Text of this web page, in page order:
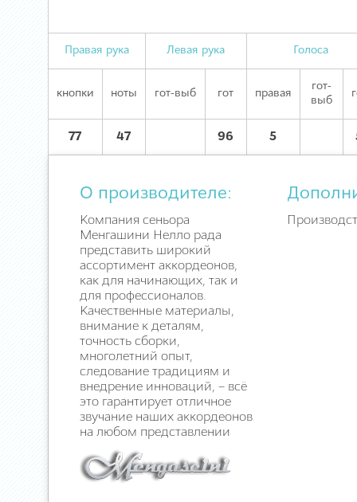
Правая рука Левая рука Голоса
кнопки ноты гот-выб гот правая
гот-
выб
77 47 96 5
О производителе:
Компания сеньора
Менгашини Нелло рада
представить широкий
ассортимент аккордеонов,
как для начинающих, так и
для профессионалов.
Качественные материалы,
внимание к деталям,
точность сборки,
многолетний опыт,
следование традициям и
внедрение инноваций, – всё
это гарантирует отличное
звучание наших аккордеонов
на любом представлении